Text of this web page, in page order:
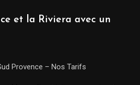
et la Riviera avec un
Provence – Nos Tarifs